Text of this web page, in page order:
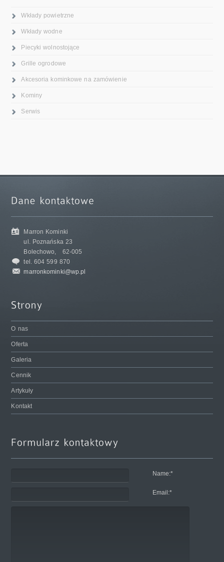
Wkłady powietrzne
Wkłady wodne
Piecyki wolnostojące
Grille ogrodowe
Akcesoria kominkowe na zamówienie
Kominy
Serwis
Marron Kominki
ul. Poznańska 23
Bolechowo,
62-005
tel. 604 599 870
marronkominki@wp.pl
O nas
Oferta
Galeria
Cennik
Artykuły
Kontakt
Name:*
Email:*